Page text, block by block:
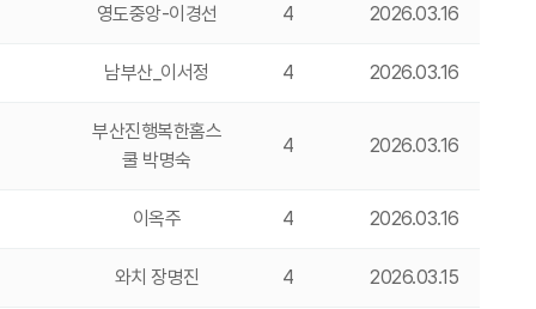
영도중앙-이경선 4 2026.03.16
남부산_이서정 4 2026.03.16
부산진행복한홈스
쿨 박명숙
4 2026.03.16
이옥주 4 2026.03.16
와치 장명진 4 2026.03.15